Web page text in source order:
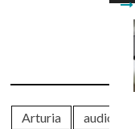
Arturia audio